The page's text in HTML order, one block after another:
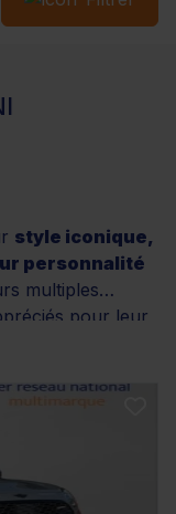
style iconique,
personnalité
multiples
pour leur
moderne
et niveaux de
mode de vie.
une garantie
et des solutions